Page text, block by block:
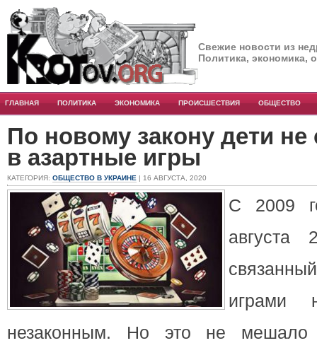
Свежие новости из
Политика, экономика,
ГЛАВНАЯ ПОЛИТИКА ЭКОНОМИКА ПРОИСШЕСТВИЯ ОБЩЕСТВО
По новому закону дети не
в азартные игры
КАТЕГОРИЯ: ОБЩЕСТВО В УКРАИНЕ | 16 АВГУСТА, 2020
С 2009
августа
играми
незаконным. Но это не мешало